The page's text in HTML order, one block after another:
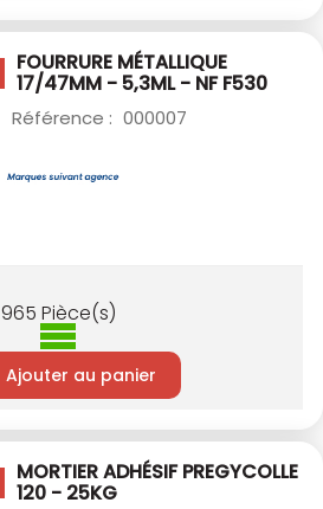
FOURRURE MÉTALLIQUE
17/47MM - 5,3ML - NFF530
Référence : 000007
965 Pièce(s)
Ajouter au panier
MORTIER ADHÉSIF PREGYCOLLE
120 - 25KG